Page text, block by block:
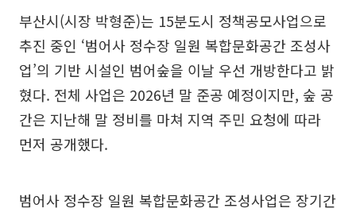
부산시(시장 박형준)는 15분도시 정책공모사업으로
추진 중인 ‘범어사 정수장 일원 복합문화공간 조성사
업’의 기반 시설인 범어숲을 이날 우선 개방한다고 밝
혔다. 전체 사업은 2026년 말 준공 예정이지만, 숲 공
간은 지난해 말 정비를 마쳐 지역 주민 요청에 따라
먼저 공개했다.
범어사 정수장 일원 복합문화공간 조성사업은 장기간